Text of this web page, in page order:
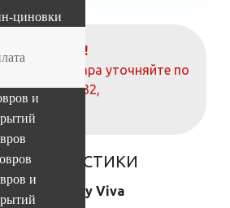
ВНИМАНИЕ!
товара уточняйте по
(812) 377-09-32,
Shaggy Viva
циновки
и
и